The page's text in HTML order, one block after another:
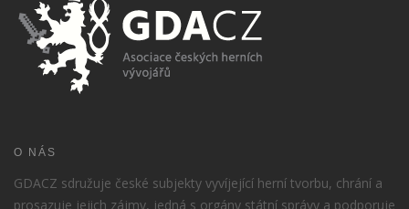
O NÁS
GDACZ sdružuje české subjekty vyvíjející herní tvorbu, chrání a
prosazuje jejich zájmy, jedná s orgány státní správy a podporuje